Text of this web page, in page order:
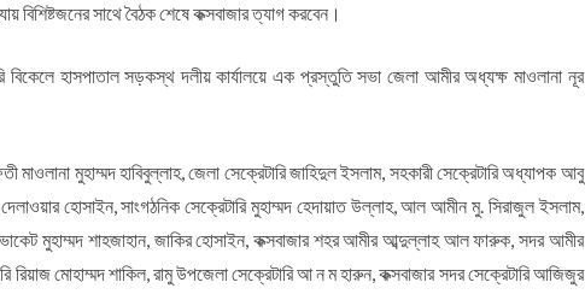
বিশিষ্টজনের সাথে বৈঠক শেষে কক্সবাজার ত্যাগ করবেন।
বিকেলে হাসপাতাল সড়কস্থ দলীয় কার্যালয়ে এক প্রস্তুতি সভা জেলা আমীর অধ্যক্ষ মাওলানা নূর
মুহাম্মদ হাবিবুল্লাহ, জেলা সেক্রেটারি জাহিদুল ইসলাম, সহকারী সেক্রেটারি অধ্যাপক আবু
হোসাইন, সাংগঠনিক সেক্রেটারি মুহাম্মদ হেদায়াত উল্লাহ, আল আমীন মু. সিরাজুল ইসলাম,
মুহাম্মদ শাহজাহান, জাকির হোসাইন, কক্সবাজার শহর আমীর আব্দুল্লাহ আল ফারুক, সদর আমীর
মোহাম্মদ শাকিল, রামু উপজেলা সেক্রেটারি আ ন ম হারুন, কক্সবাজার সদর সেক্রেটারি আজিজুর